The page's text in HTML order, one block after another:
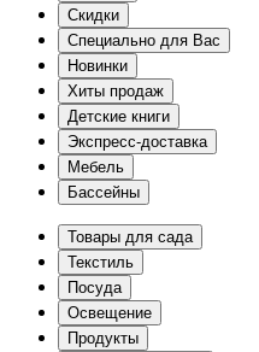
Скидки
Специально для Вас
Новинки
Хиты продаж
Детские книги
Экспресс-доставка
Мебель
Бассейны
Товары для сада
Текстиль
Посуда
Освещение
Продукты